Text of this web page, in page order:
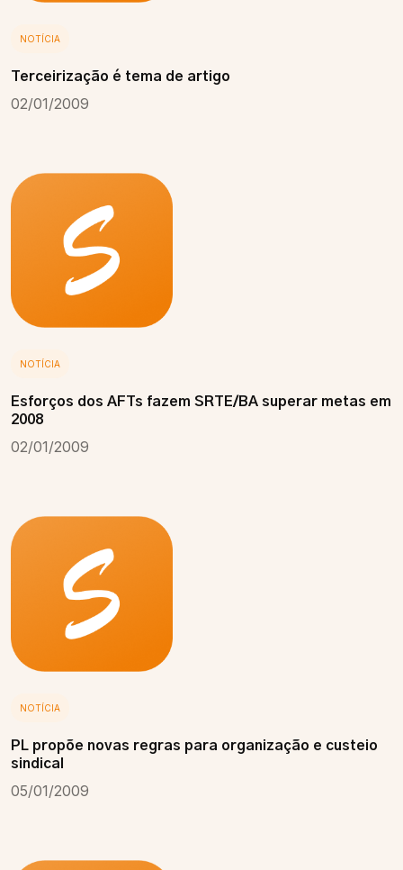
NOTÍCIA
Terceirização é tema de artigo
02/01/2009
NOTÍCIA
Esforços dos AFTs fazem SRTE/BA superar metas em
2008
02/01/2009
NOTÍCIA
PL propõe novas regras para organização e custeio
sindical
05/01/2009